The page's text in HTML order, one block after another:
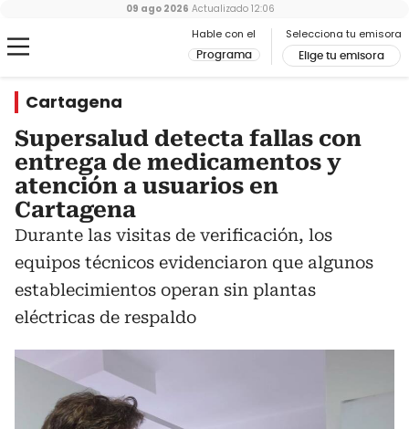
Hable con el
Programa
Selecciona tu emisora
Elige tu emisora
09 ago 2026 Actualizado 12:06
Cartagena
Supersalud detecta fallas con
entrega de medicamentos y
atención a usuarios en
Cartagena
Durante las visitas de verificación, los
equipos técnicos evidenciaron que algunos
establecimientos operan sin plantas
eléctricas de respaldo